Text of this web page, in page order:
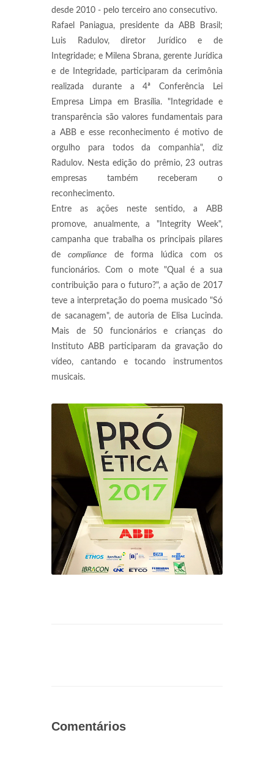
desde 2010 - pelo terceiro ano consecutivo.
Rafael Paniagua, presidente da ABB Brasil;
Luis Radulov, diretor Jurídico e de
Integridade; e Milena Sbrana, gerente Jurídica
e de Integridade, participaram da cerimônia
realizada durante a 4ª Conferência Lei
Empresa Limpa em Brasília. "Integridade e
transparência são valores fundamentais para
a ABB e esse reconhecimento é motivo de
orgulho para todos da companhia", diz
Radulov. Nesta edição do prêmio, 23 outras
empresas também receberam o
reconhecimento.
Entre as ações neste sentido, a ABB
promove, anualmente, a "Integrity Week",
campanha que trabalha os principais pilares
de compliance de forma lúdica com os
funcionários. Com o mote "Qual é a sua
contribuição para o futuro?", a ação de 2017
teve a interpretação do poema musicado "Só
de sacanagem", de autoria de Elisa Lucinda.
Mais de 50 funcionários e crianças do
Instituto ABB participaram da gravação do
vídeo, cantando e tocando instrumentos
musicais.
Comentários